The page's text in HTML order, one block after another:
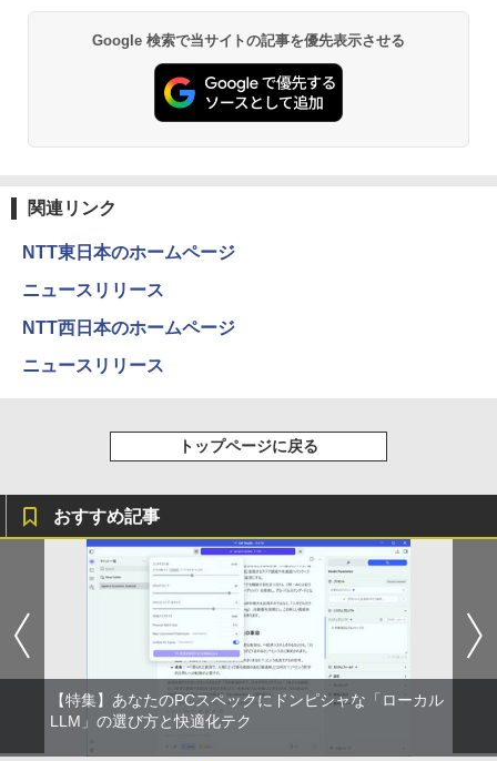
と対策 / 参考書 自宅学習 送料無料 / 受験
専門サクセス
￥19,250
イティブ英語書き写し [ ブレット・リン
【送料無料】日経エンタテインメント9月
号特別表紙版 2026年9月号 【日経エンタ
テインメント増刊】【雑誌】
￥980
Anker Soundcore P40i オフホワイト
￥5,990
Anker Soundcore Liberty 5 ミッドナイトブ
【2026年アップグレード版】AOKIMI ワイヤ
セリング 自動ペアリング Type-C充電 マイク
付き 防水 タッチ式音量調整 スポーツ/通勤/通
学/WEB会議(ホワイト)
￥1,964
Xiaomi シャオミ REDMI Buds 8 Lite ワイヤ
レスイヤホン Bluetooth 5.4 ノイズキャンセ
リング ANC 36時間再生
BRUCE WAYNE feat. Flo Milli, ATL Jacob
[Explicit]
￥250
￥250
On My Road (Stadium ver.)
BUGS LIFE
On My Road (Stadium ver.)
￥250
by Amazon 天然水 ラベルレス 500ml ×24本
富士山の天然水 バナジウム含有 水 ミネラル
ウォーター ペットボトル 静岡県産 500ミリリ
ットル (Smart Basic)
￥1,380
￥1,653
by Amazon 炭酸水 ラベルレス 500ml ×24本
強炭酸水 ペットボトル 500ミリリットル (Sm
art Basic)
￥1,625
薬屋のひとりごと 17巻 (デジタル版ビッグガ
ンガンコミックス)
￥770
￥832
HUNTER×HUNTER モノクロ版 39 (ジャンプ
スーパーの裏でヤニ吸うふたり 9巻 (デジタル
ONE PIECE モノクロ版 115 (ジャンプコミッ
クスDIGITAL)
￥594
Google 検索で当サイトの記事を優先表示させる
関連リンク
NTT東日本のホームページ
ニュースリリース
NTT西日本のホームページ
ニュースリリース
トップページに戻る
おすすめ記事
【特集】あなたのPCスペックにドンピシャな「ローカル
LLM」の選び方と快適化テク